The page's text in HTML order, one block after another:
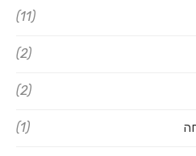
(11)
(2)
(2)
(1)